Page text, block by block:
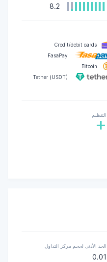
8.2
Credit/debit cards
FasaPay
Bitcoin
Tether (USDT)
التنظيم
+
الحد الأدنى لحجم مركز التداول
0.01